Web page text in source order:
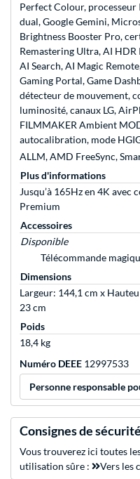
Perfect Colour, processeur
dual, Google Gemini,
Brightness Booster Pro,
Remastering Ultra, AI
AI Search, AI Magic
Gaming Portal, Game
détecteur de mouvement,
luminosité, canaux LG,
FILMMAKER Ambient
autocalibration, mode
ALLM, AMD FreeSync,
Plus d'informations
Jusqu’à 165Hz en 4K avec
Premium
Accessoires
Disponible
Télécommande
Dimensions
Largeur: 144,1 cm x
23 cm
Poids
18,4 kg
Numéro DEEE 12997533
Personne responsable
Consignes de sécurité
Vous trouverez ici toutes
utilisation sûre :
Vers les